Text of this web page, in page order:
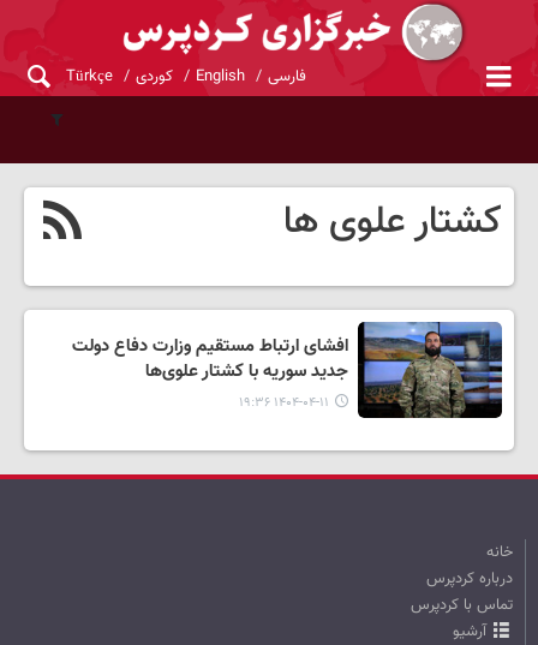
فارسی English کوردی Türkçe
کشتار علوی ها
افشای ارتباط مستقیم وزارت دفاع دولت
جدید سوریه با کشتار علوی‌ها
۱۴۰۴-۰۴-۱۱ ۱۹:۳۶
خانه
درباره کردپرس
تماس با کردپرس
آرشیو